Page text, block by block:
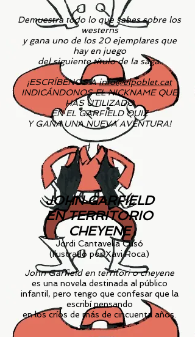
JOHN GARFIELD
EN TERRITORIO
CHEYENE
Jordi Cantavella Cusó
(Ilustrado por Xavi Roca)
John Garfield en territori o cheyene
es una novela destinada al público
infantil, pero tengo que confesar que la
escribí pensando
en los críos de más de cincuenta años.
Demuestra todo lo que sabes sobre los
westerns
y gana uno de los 20 ejemplares que
hay en juego
del siguiente título de la saga.
¡ESCRÍBENOS Ainfo@elpoblet.cat
INDICÁNDONOS EL NICKNAME QUE
HAS UTILIZADO
EN EL GARFIELD QUIZ
Y GANA UNA NUEVA AVENTURA!